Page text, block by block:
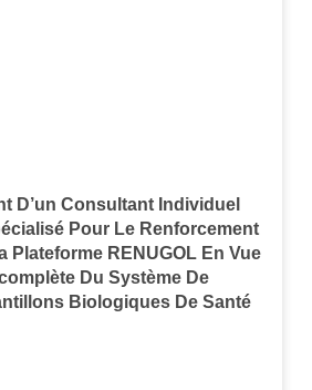
D’un Consultant Individuel
Pour Le Renforcement
Plateforme RENUGOL En Vue
Du Système De
Biologiques De Santé